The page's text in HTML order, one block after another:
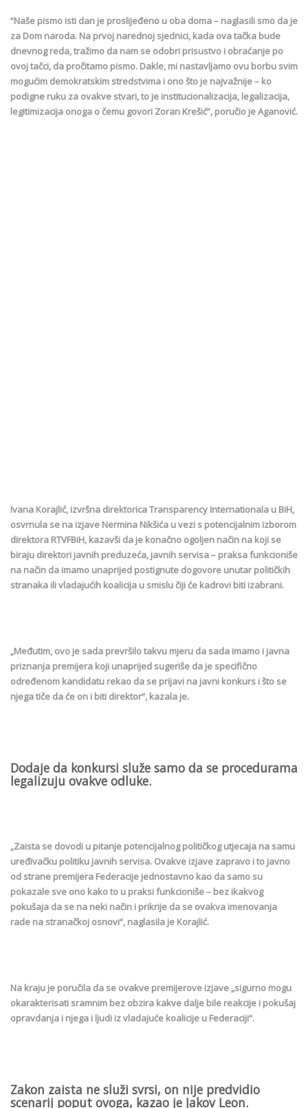
“Naše pismo isti dan je proslijeđeno u oba doma – naglasili smo da je
za Dom naroda. Na prvoj narednoj sjednici, kada ova tačka bude
dnevnog reda, tražimo da nam se odobri prisustvo i obraćanje po
ovoj tačci, da pročitamo pismo. Dakle, mi nastavljamo ovu borbu svim
mogućim demokratskim stredstvima i ono što je najvažnije – ko
podigne ruku za ovakve stvari, to je institucionalizacija, legalizacija,
legitimizacija onoga o čemu govori Zoran Krešić”, poručio je Aganović.
Ivana Korajlić, izvršna direktorica Transparency Internationala u BiH,
osvrnula se na izjave Nermina Nikšića u vezi s potencijalnim izborom
direktora RTVFBiH, kazavši da je konačno ogoljen način na koji se
biraju direktori javnih preduzeća, javnih servisa – praksa funkcioniše
na način da imamo unaprijed postignute dogovore unutar političkih
stranaka ili vladajućih koalicija u smislu čiji će kadrovi biti izabrani.
„Međutim, ovo je sada prevršilo takvu mjeru da sada imamo i javna
priznanja premijera koji unaprijed sugeriše da je specifično
određenom kandidatu rekao da se prijavi na javni konkurs i što se
njega tiče da će on i biti direktor“, kazala je.
Dodaje da konkursi služe samo da se procedurama
legalizuju ovakve odluke.
„Zaista se dovodi u pitanje potencijalnog političkog utjecaja na samu
uređivačku politiku javnih servisa. Ovakve izjave zapravo i to javno
od strane premijera Federacije jednostavno kao da samo su
pokazale sve ono kako to u praksi funkcioniše – bez ikakvog
pokušaja da se na neki način i prikrije da se ovakva imenovanja
rade na stranačkoj osnovi“, naglasila je Korajlić.
Na kraju je poručila da se ovakve premijerove izjave „sigurno mogu
okarakterisati sramnim bez obzira kakve dalje bile reakcije i pokušaj
opravdanja i njega i ljudi iz vladajuće koalicije u Federaciji“.
Zakon zaista ne služi svrsi, on nije predvidio
scenarij poput ovoga, kazao je Jakov Leon.